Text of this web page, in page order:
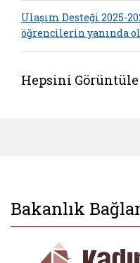
Ulaşım Desteği 2025-
öğrencilerin yanında
Hepsini Görüntüle
Bakanlık